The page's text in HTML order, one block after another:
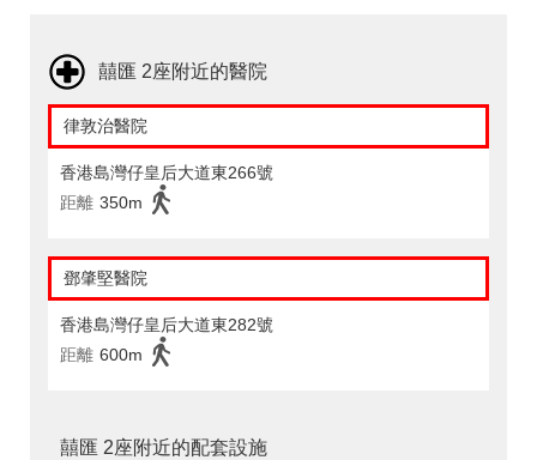
囍匯 2座附近的醫院
律敦治醫院
香港島灣仔皇后大道東266號
距離 350m
鄧肇堅醫院
香港島灣仔皇后大道東282號
距離 600m
囍匯 2座附近的配套設施